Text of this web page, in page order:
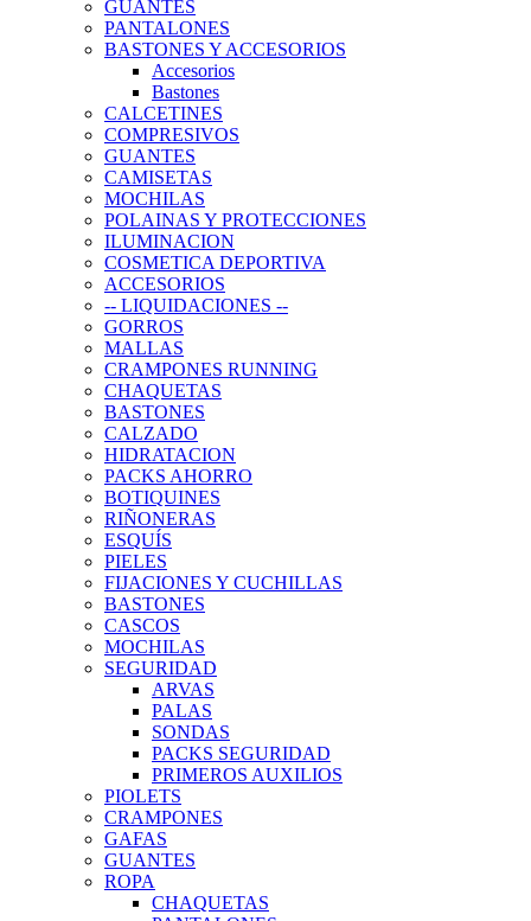
GUANTES
PANTALONES
BASTONES Y ACCESORIOS
Accesorios
Bastones
CALCETINES
COMPRESIVOS
GUANTES
CAMISETAS
MOCHILAS
POLAINAS Y PROTECCIONES
ILUMINACION
COSMETICA DEPORTIVA
ACCESORIOS
-- LIQUIDACIONES --
GORROS
MALLAS
CRAMPONES RUNNING
CHAQUETAS
BASTONES
CALZADO
HIDRATACION
PACKS AHORRO
BOTIQUINES
RIÑONERAS
ESQUÍS
PIELES
FIJACIONES Y CUCHILLAS
BASTONES
CASCOS
MOCHILAS
SEGURIDAD
ARVAS
PALAS
SONDAS
PACKS SEGURIDAD
PRIMEROS AUXILIOS
PIOLETS
CRAMPONES
GAFAS
GUANTES
ROPA
CHAQUETAS